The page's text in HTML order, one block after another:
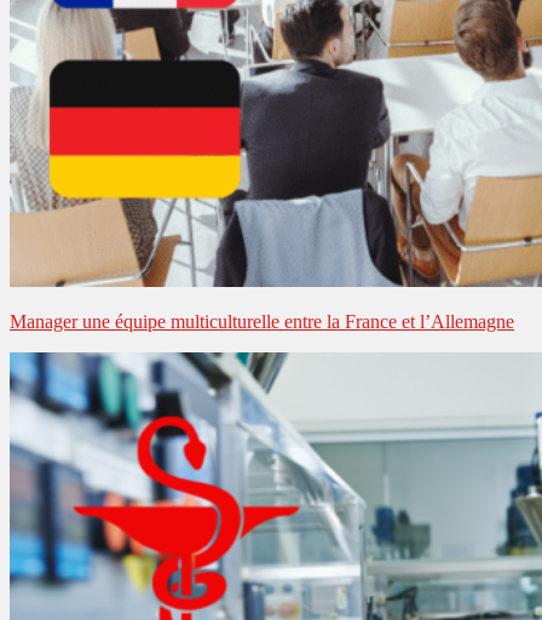
Manager une équipe multiculturelle entre la France et l’Allemagne